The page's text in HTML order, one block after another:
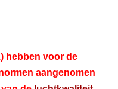
hebben voor de
aangenomen